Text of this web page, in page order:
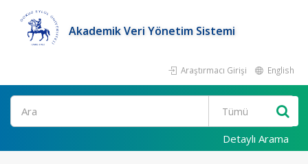
Akademik Veri Yönetim Sistemi
Araştırmacı Girişi English
Ara
Detaylı Arama